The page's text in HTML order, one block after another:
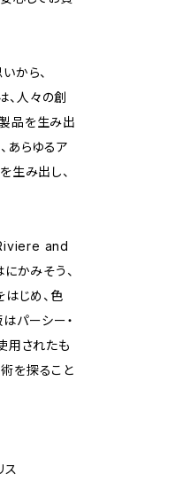
から、
人々の創
品を生み出
あらゆるア
生み出し、
Riviere and
かみそう、
はじめ、色
パーシー・
用されたも
を探ること
ス